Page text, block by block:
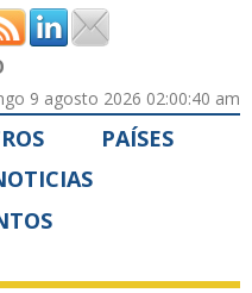
9 agosto 2026 02:00:40 am
PAÍSES